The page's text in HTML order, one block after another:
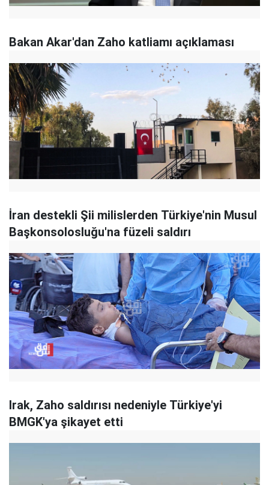
Bakan Akar'dan Zaho katliamı açıklaması
İran destekli Şii milislerden Türkiye'nin Musul
Başkonsolosluğu'na füzeli saldırı
Irak, Zaho saldırısı nedeniyle Türkiye'yi
BMGK'ya şikayet etti